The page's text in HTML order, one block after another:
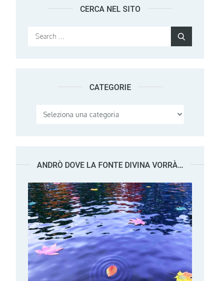
CERCA NEL SITO
Search
CATEGORIE
Categorie
ANDRÒ DOVE LA FONTE DIVINA VORRÀ…